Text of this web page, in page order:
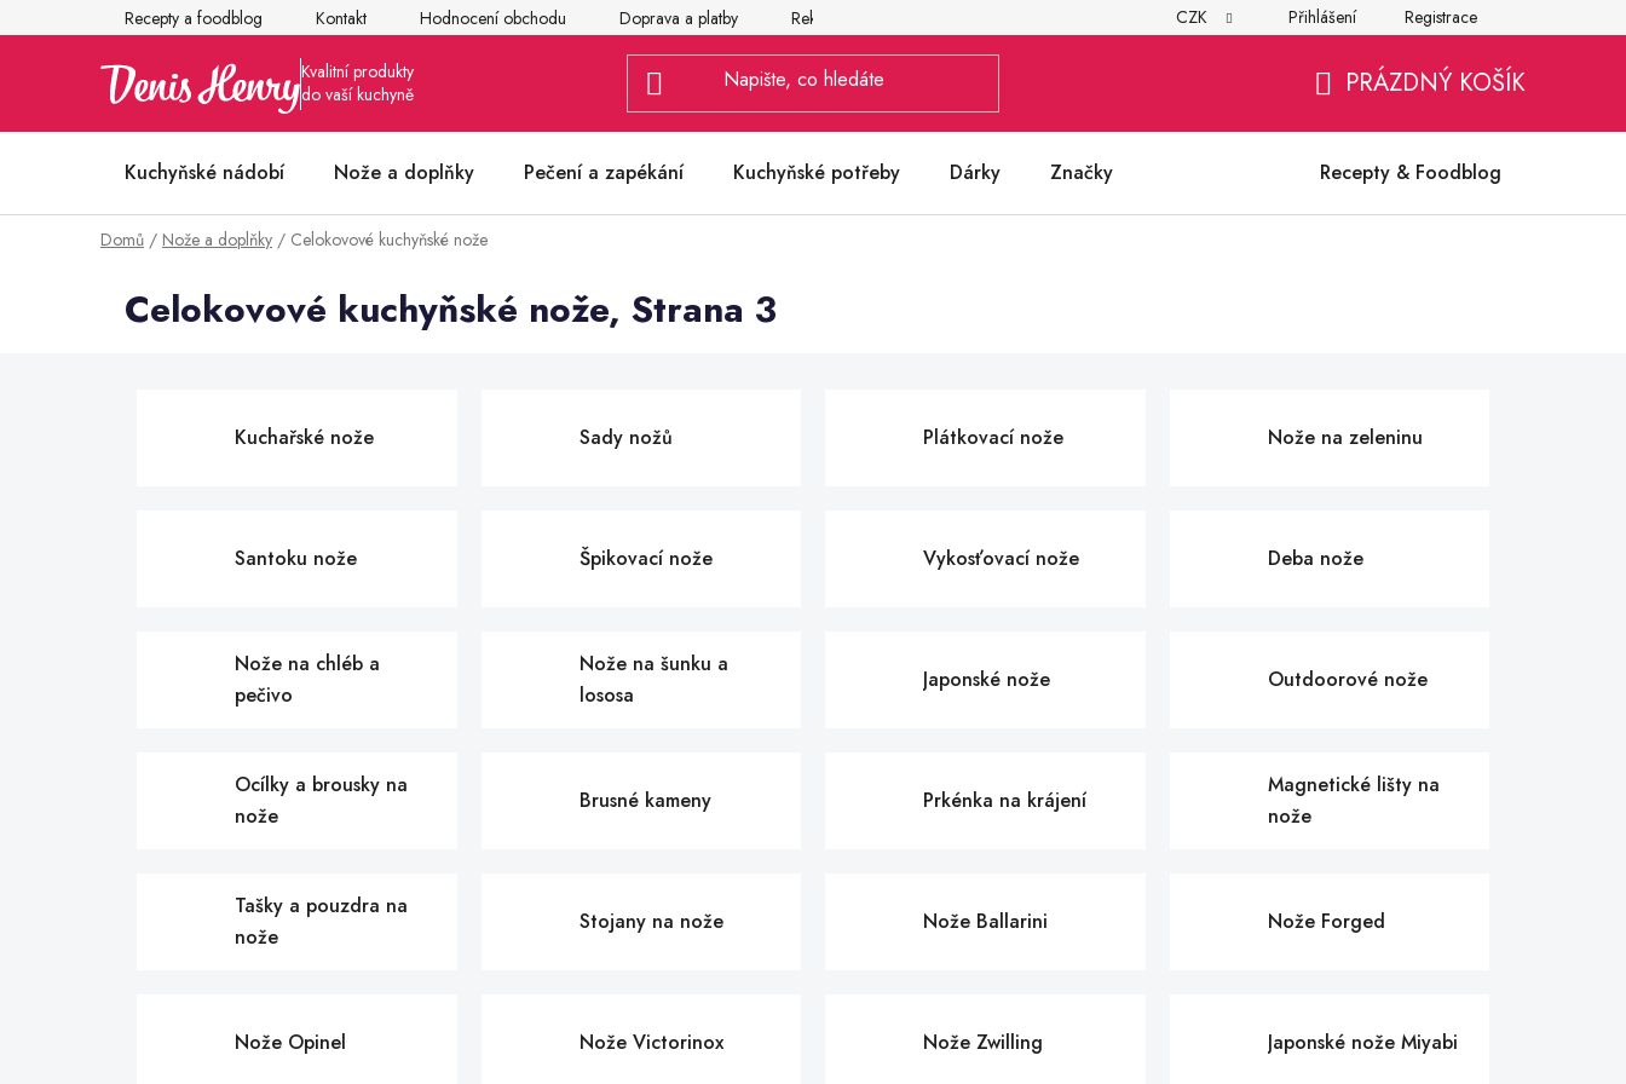
na
Recepty a foodblog Kontakt Hodnocení obchodu Doprava a platby Reklamace Všeobecné obchodní podmínky Ochrana osobních údajů
CZK Přihlášení Registrace
KOŠÍK
PRÁZDNÝ KOŠÍK
Kuchyňské nádobí Nože a doplňky Pečení a zapékání Kuchyňské potřeby Dárky Značky Recepty & Foodblog
Články z kuchyně
Domů / Nože a doplňky / Celokovové kuchyňské nože
Celokovové kuchyňské nože, Strana 3
Kuchařské nože Sady nožů Plátkovací nože Nože na zeleninu
Santoku nože Špikovací nože Vykosťovací nože Deba nože
Nože na chléb a
pečivo
Nože na šunku a
lososa
Japonské nože Outdoorové nože
Ocílky a brousky na
nože
Brusné kameny Prkénka na krájení
Magnetické lišty na
nože
Tašky a pouzdra na
nože
Stojany na nože Nože Ballarini Nože Forged
Nože Opinel Nože Victorinox Nože Zwilling Japonské nože Miyabi